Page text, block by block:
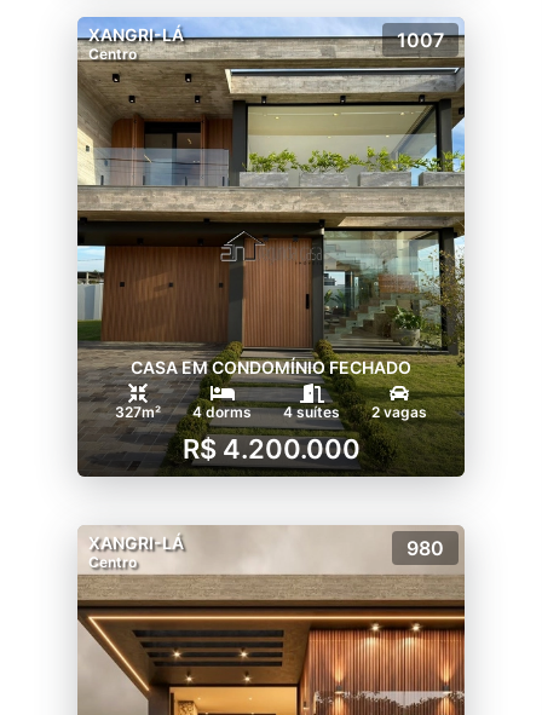
XANGRI-LÁ
Centro
1007
CASA EM CONDOMÍNIO FECHADO
327m² 4 dorms 4 suítes 2 vagas
R$ 4.200.000
XANGRI-LÁ
Centro
980